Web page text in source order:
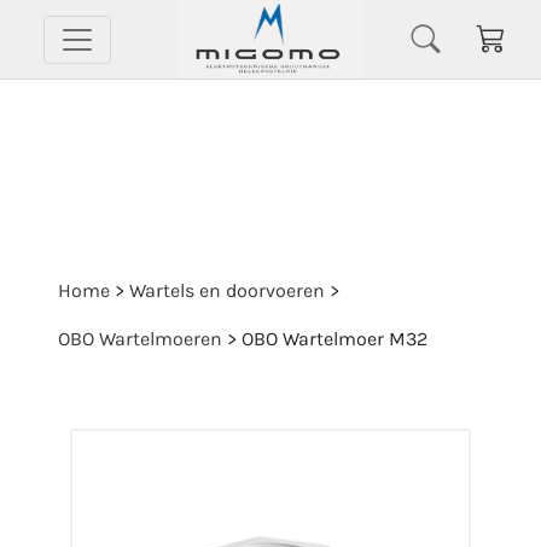
Home > Wartels en doorvoeren >
OBO Wartelmoeren > OBO Wartelmoer M32